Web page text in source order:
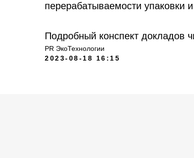
перерабатываемости упаковки
Подробный конспект докладов
PR ЭкоТехнологии
2023-08-18 16:15